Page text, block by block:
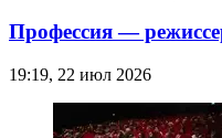
Профессия —
19:19, 22 июл 2026